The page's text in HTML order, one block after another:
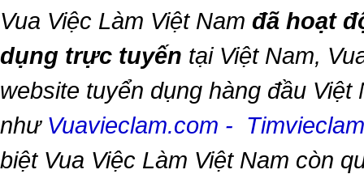
Vua Việc Làm Việt Nam đã hoạt
dụng trực tuyến tại Việt Nam,
website tuyển dụng hàng đầu Việt
như Vuavieclam.com -
biệt Vua Việc Làm Việt Nam còn